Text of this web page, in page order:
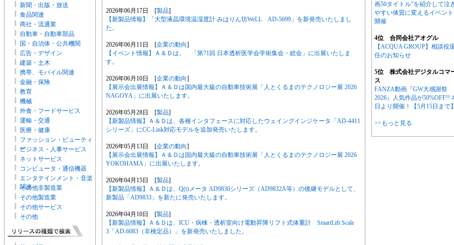
新聞・出版・放送
食品関連
商社・流通業
自動車・自動車部品
国・自治体・公共機関
広告・デザイン
建築・土木
携帯、モバイル関連
金融・保険
教育
機械
外食・フードサービス
運輸・交通
医療・健康
ファッション・ビューティ
ー
ビジネス・人事サービス
ネットサービス
コンピュータ・通信機器
エンタテインメント・音楽
関連
その他非製造業
その他製造業
その他サービス
その他
2026年06月17日 [製品]
【新製品情報】「大型液晶環境温湿度計 みはりん坊WeLL AD-5699」を新発売いたしまし
た。
2026年06月11日 [企業の動向]
【イベント情報】Ａ＆Ｄは、 「第71回 日本透析医学会学術集会・総会」に出展いたしま
す。
2026年06月10日 [企業の動向]
【展示会出展情報】Ａ＆Ｄは国内最大級の自動車技術展「人とくるまのテクノロジー展 2026
NAGOYA」に出展いたします。
2026年05月28日 [製品]
【新製品情報】Ａ＆Ｄは、各種インタフェースに対応したウェイングインジケータ「AD-4411
シリーズ」にCC-Link対応モデルを追加発売いたします。
2026年05月13日 [企業の動向]
【展示会出展情報】Ａ＆Ｄは国内最大級の自動車技術展「人とくるまのテクノロジー展 2026
YOKOHAMA」に出展いたします。
2026年04月15日 [製品]
【新製品情報】Ａ＆Ｄは、Q(t)メータ AD9830シリーズ（AD9832A等）の後継モデルとして、
新製品「AD9833」を新たに発売いたします。
2026年04月10日 [製品]
【新製品情報】Ａ＆Ｄは、ICU・病棟・透析室向け電動昇降リフト式体重計 SmartLift Scale
3「AD-6083（非検定品）」を新発売いたしました。
画50タイトル”を紹介して泣
やすい体質に変えるイベン
開催
4位 合同会社アオグル
【ACQUA GROUP】相談役
任のお知らせ
5位 株式会社デジタルコマ
ス
FANZA動画『GW大感謝祭
2026』人気作品が50%OFF!!
日より開催！【5月15日まで】
>>もっと見る